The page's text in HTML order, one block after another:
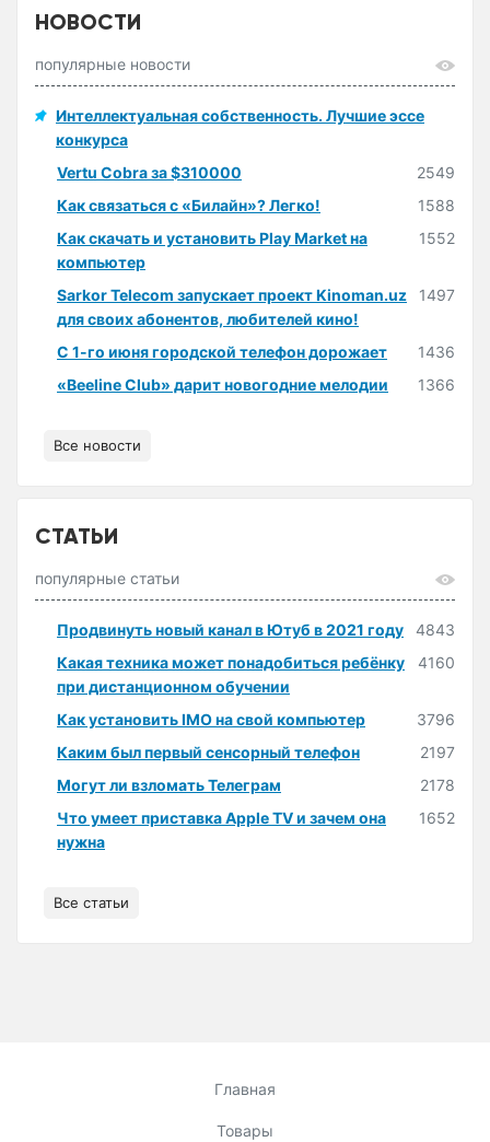
НОВОСТИ
популярные новости
Интеллектуальная собственность. Лучшие эссе
конкурса
Vertu Cobra за $310000
2549
Как связаться с «Билайн»? Легко!
1588
Как скачать и установить Play Market на
компьютер
1552
Sarkor Telecom запускает проект Kinoman.uz
для своих абонентов, любителей кино!
1497
С 1-го июня городской телефон дорожает
1436
«Beeline Club» дарит новогодние мелодии
1366
Все новости
СТАТЬИ
популярные статьи
Продвинуть новый канал в Ютуб в 2021 году
4843
Какая техника может понадобиться ребёнку
при дистанционном обучении
4160
Как установить IMO на свой компьютер
3796
Каким был первый сенсорный телефон
2197
Могут ли взломать Телеграм
2178
Что умеет приставка Apple TV и зачем она
нужна
1652
Все статьи
Главная
Товары